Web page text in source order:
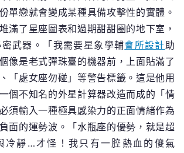
單戀就會變成某種具備攻擊性的實體。
滿了星座圖表和過期甜甜圈的地下室，
武器。「我需要星象學輔會所設計助
像是老式彈珠臺的機器前，上面貼滿了
「處女座勿碰」等警告標籤。這是他用
個不知名的外星計算器改造而成的「情
須輸入一種極具感染力的正面情緒作為
面的運勢波。「水瓶座的優勢，就是超
冷靜…才怪！我只有一腔熱血的傻氣